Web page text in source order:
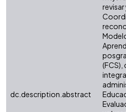
dc.description.abstract
(FCS),